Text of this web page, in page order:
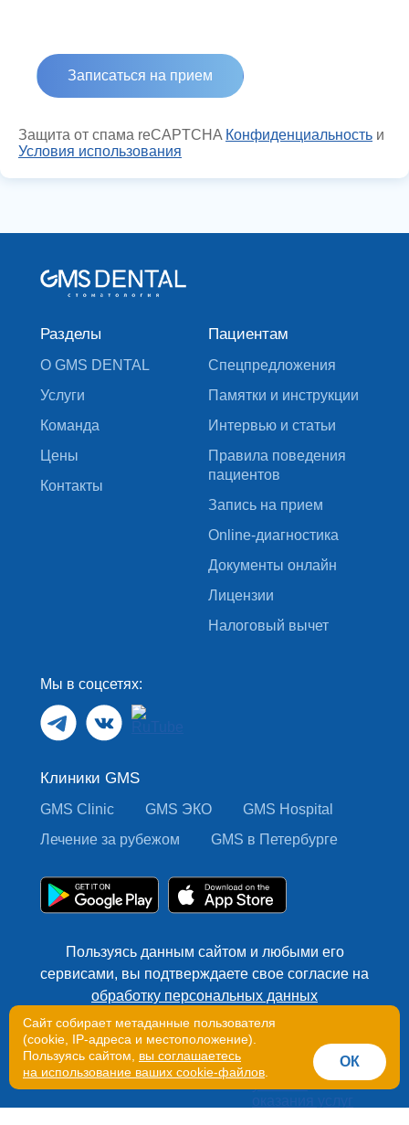
Защита от спама reCAPTCHA Конфиденциальность и
Условия использования
Разделы
О GMS DENTAL
Услуги
Команда
Цены
Контакты
Пациентам
Спецпредложения
Памятки и инструкции
Интервью и статьи
Правила поведения
пациентов
Запись на прием
Online-диагностика
Документы онлайн
Лицензии
Налоговый вычет
Мы в соцсетях:
Клиники GMS
GMS Clinic GMS ЭКО
GMS Hospital
Лечение за рубежом
GMS в Петербурге
Пользуясь данным сайтом и любыми его
сервисами, вы подтверждаете свое согласие на
обработку персональных данных
© 2015-2023 GMS Dental.
Все права защищены.
Сайт собирает метаданные пользователя
(cookie, IP-адреса и местоположение).
Пользуясь сайтом, вы соглашаетесь
на использование ваших cookie-файлов
ОК